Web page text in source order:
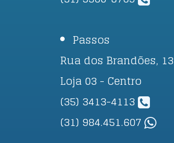
Passos
Rua dos Brandões, 13
Loja 03 - Centro
(35) 3413-4113
(31) 984.451.607